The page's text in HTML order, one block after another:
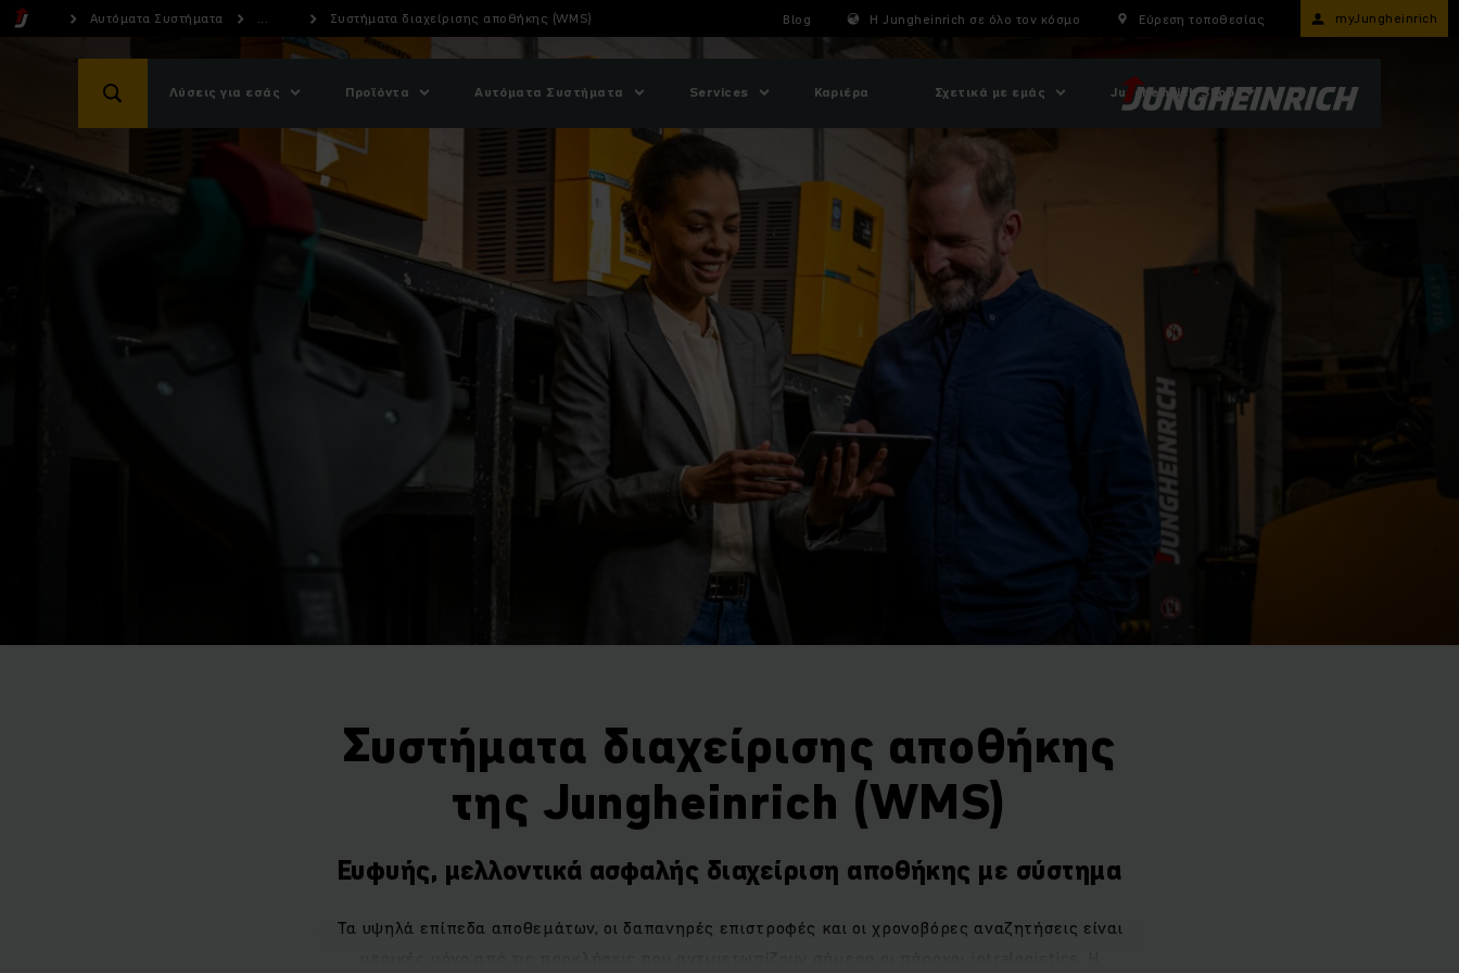
Αυτόματα Συστήματα ... Συστήματα διαχείρισης αποθήκης (WMS) Blog Η Jungheinrich σε όλο τον κόσμο Εύρεση τοποθεσίας myJungheinrich
Λύσεις για εσάς Προϊόντα Αυτόματα Συστήματα Services Καριέρα Σχετικά με εμάς Jungheinrich Shop
Συστήματα διαχείρισης αποθήκης
της Jungheinrich (WMS)
Ευφυής, μελλοντικά ασφαλής διαχείριση αποθήκης με σύστημα
Τα υψηλά επίπεδα αποθεμάτων, οι δαπανηρές επιστροφές και οι χρονοβόρες αναζητήσεις είναι